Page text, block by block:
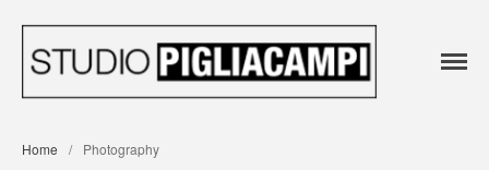
Home Agenzia
Agenzia
Home / Photography